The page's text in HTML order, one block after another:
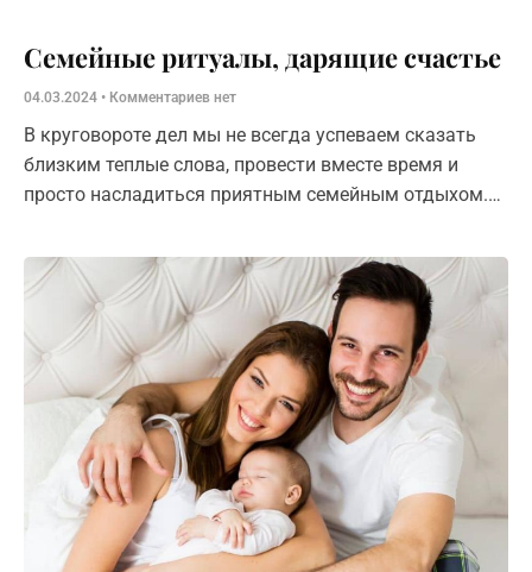
Семейные ритуалы, дарящие счастье
04.03.2024 Комментариев нет
В круговороте дел мы не всегда успеваем сказать
близким теплые слова, провести вместе время и
просто насладиться приятным семейным отдыхом.